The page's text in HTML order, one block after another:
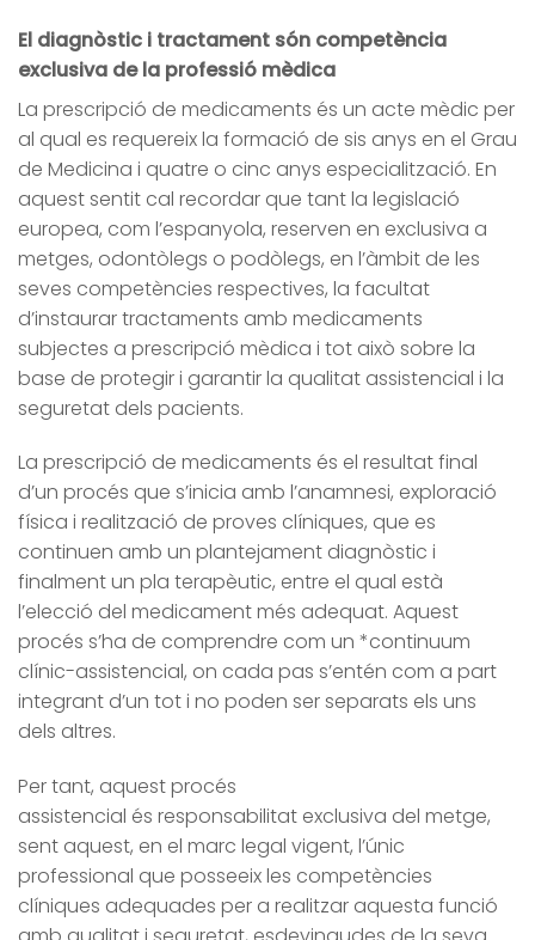
El diagnòstic i tractament són competència
exclusiva de la professió mèdica
La prescripció de medicaments és un acte mèdic per
al qual es requereix la formació de sis anys en el Grau
de Medicina i quatre o cinc anys especialització. En
aquest sentit cal recordar que tant la legislació
europea, com l’espanyola, reserven en exclusiva a
metges, odontòlegs o podòlegs, en l’àmbit de les
seves competències respectives, la facultat
d’instaurar tractaments amb medicaments
subjectes a prescripció mèdica i tot això sobre la
base de protegir i garantir la qualitat assistencial i la
seguretat dels pacients.
La prescripció de medicaments és el resultat final
d’un procés que s’inicia amb l’anamnesi, exploració
física i realització de proves clíniques, que es
continuen amb un plantejament diagnòstic i
finalment un pla terapèutic, entre el qual està
l’elecció del medicament més adequat. Aquest
procés s’ha de comprendre com un *continuum
clínic-assistencial, on cada pas s’entén com a part
integrant d’un tot i no poden ser separats els uns
dels altres.
Per tant, aquest procés
assistencial és responsabilitat exclusiva del metge,
sent aquest, en el marc legal vigent, l’únic
professional que posseeix les competències
clíniques adequades per a realitzar aquesta funció